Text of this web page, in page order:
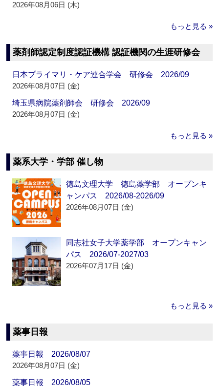
2026年08月06日 (木)
もっと見る »
薬剤師認定制度認証機構 認証機関の生涯研修会
日本プライマリ・ケア連合学会 研修会 2026/09
2026年08月07日 (金)
埼玉県病院薬剤師会 研修会 2026/09
2026年08月07日 (金)
もっと見る »
薬系大学・学部 催し物
徳島文理大学 徳島薬学部 オープンキ
ャンパス 2026/08-2026/09
2026年08月07日 (金)
同志社女子大学薬学部 オープンキャン
パス 2026/07-2027/03
2026年07月17日 (金)
もっと見る »
薬事日報
薬事日報 2026/08/07
2026年08月07日 (金)
薬事日報 2026/08/05